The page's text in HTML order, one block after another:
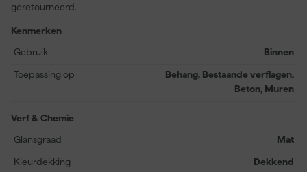
geretourneerd.
Kenmerken
Gebruik
Binnen
Toepassing op
Behang, Bestaande verflagen,
Beton, Muren
Verf & Chemie
Glansgraad
Mat
Kleurdekking Dekkend